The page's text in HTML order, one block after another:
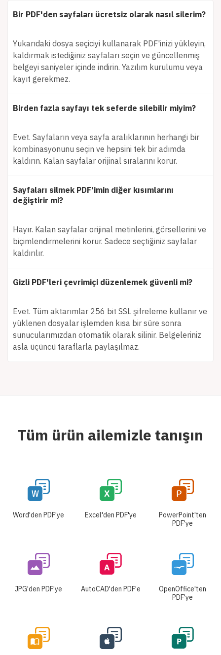
Bir PDF'den sayfaları ücretsiz olarak nasıl silerim?
Yukarıdaki dosya seçiciyi kullanarak PDF'inizi yükleyin,
kaldırmak istediğiniz sayfaları seçin ve güncellenmiş
belgeyi saniyeler içinde indirin. Yazılım kurulumu veya
kayıt gerekmez.
Birden fazla sayfayı tek seferde silebilir miyim?
Evet. Sayfaların veya sayfa aralıklarının herhangi bir
kombinasyonunu seçin ve hepsini tek bir adımda
kaldırın. Kalan sayfalar orijinal sıralarını korur.
Sayfaları silmek PDF'imin diğer kısımlarını
değiştirir mi?
Hayır. Kalan sayfalar orijinal metinlerini, görsellerini ve
biçimlendirmelerini korur. Sadece seçtiğiniz sayfalar
kaldırılır.
Gizli PDF'leri çevrimiçi düzenlemek güvenli mi?
Evet. Tüm aktarımlar 256 bit SSL şifreleme kullanır ve
yüklenen dosyalar işlemden kısa bir süre sonra
sunucularımızdan otomatik olarak silinir. Belgeleriniz
asla üçüncü taraflarla paylaşılmaz.
Tüm ürün ailemizle tanışın
Word'den PDF'ye Excel'den PDF'ye
PowerPoint'ten
PDF'ye
JPG'den PDF'ye AutoCAD'den PDF'e
OpenOffice'ten
PDF'ye